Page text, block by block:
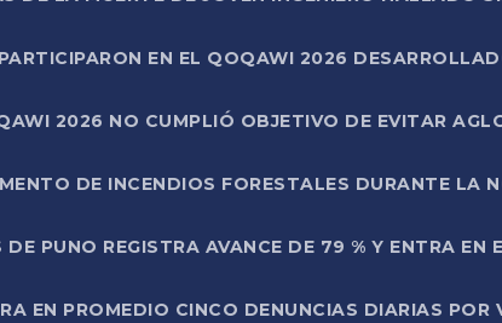
EN EL QOQAWI 2026
2026 NO CUMPLIÓ OBJETIVO DE EVITAR
DE INCENDIOS FORESTALES DURANTE LA
PUNO REGISTRA AVANCE DE 79 % Y ENTRA EN
EN PROMEDIO CINCO DENUNCIAS DIARIAS POR